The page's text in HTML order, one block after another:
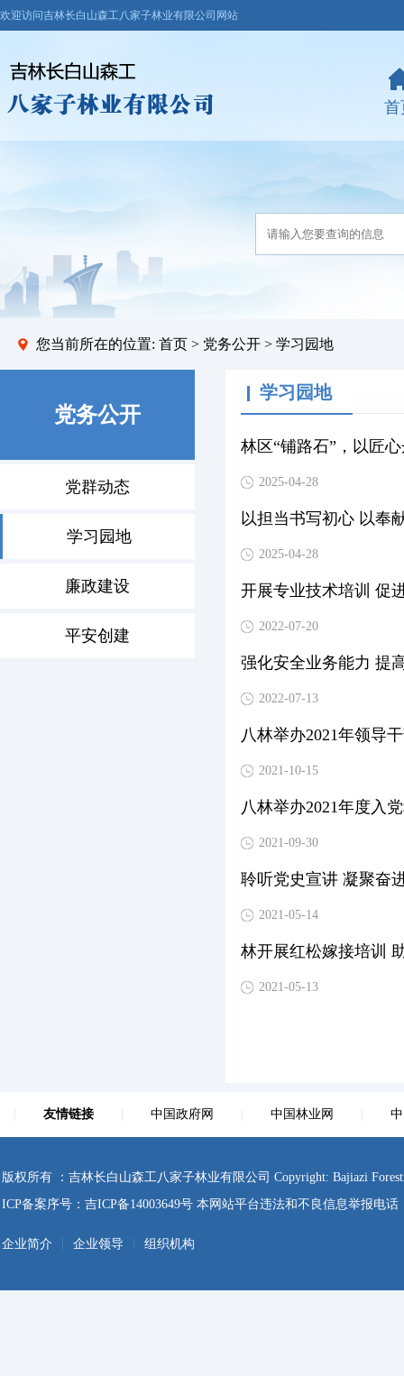
欢迎访问吉林长白山森工八家子林业有限公司网站
首
您当前所在的位置: 首页 > 党务公开 > 学习园地
党务公开
党群动态
学习园地
廉政建设
平安创建
学习园地
林区“铺路石”，以匠
2025-04-28
以担当书写初心 以奉
2025-04-28
开展专业技术培训 促
2022-07-20
强化安全业务能力 提
2022-07-13
八林举办2021年领导
2021-10-15
八林举办2021年度入
2021-09-30
聆听党史宣讲 凝聚奋
2021-05-14
林开展红松嫁接培训
2021-05-13
友情链接 中国政府网 中国林业网
版权所有 ：吉林长白山森工八家子林业有限公司 Copyright: Bajiazi
ICP备案序号： 吉ICP备14003649号 本网站平台违法和不良信息举报电话
企业简介 企业领导 组织机构